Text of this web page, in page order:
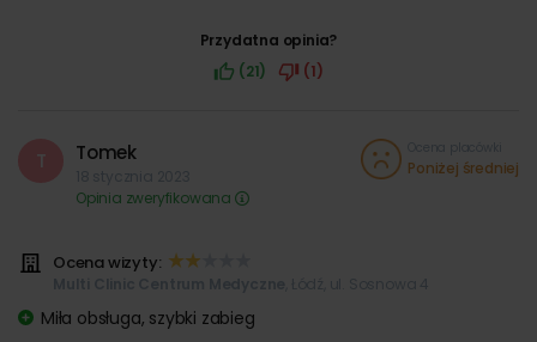
Przydatna opinia?
(21)
(1)
T Tomek
Opinia zweryfikowana
Poniżej średniej
Ocena wizyty:
Miła obsługa, szybki zabieg